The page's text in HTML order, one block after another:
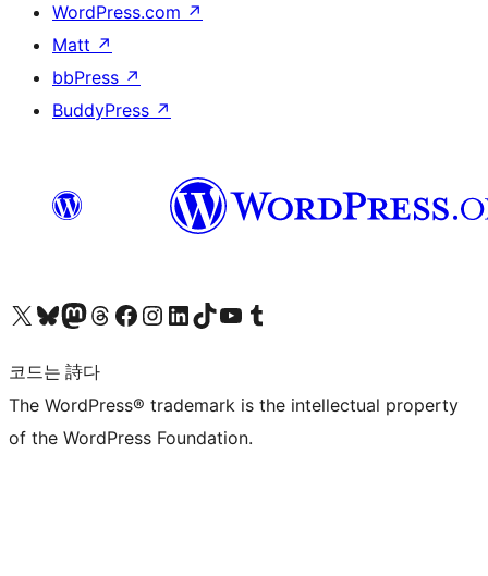
WordPress.com ↗
Matt ↗
bbPress ↗
BuddyPress ↗
X(이전 트위터) 계정 방문하기블루스카이 계정 방문하기마스토돈 계정 방문하기스레드 계정 방문하기 페이스북 페이지 방문하기인스타그램 계정 방문하기 LinkedIn 계정 방문하기틱톡 계정 방문하기유튜브 채널 방문하기 텀블러 계정 방문하기
코드는 詩다
The WordPress® trademark is the intellectual property
of the WordPress Foundation.